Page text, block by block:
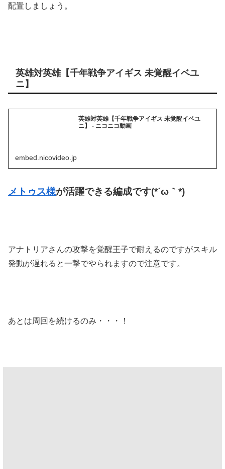
配置しましょう。
英雄対英雄【千年戦争アイギス 未覚醒イベユ
ニ】
英雄対英雄【千年戦争アイギス 未覚醒イベユ
ニ】 - ニコニコ動画
embed.nicovideo.jp
メトゥス様が活躍できる編成です(*´ω｀*)
アナトリアさんの攻撃を覚醒王子で耐えるのですがスキル
発動が遅れると一撃でやられますので注意です。
あとは周回を続けるのみ・・・！